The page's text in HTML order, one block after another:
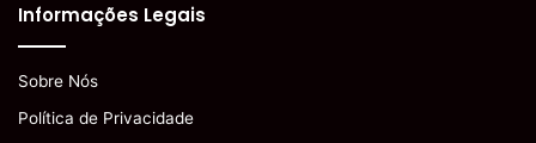
Informações Legais
Sobre Nós
Política de Privacidade